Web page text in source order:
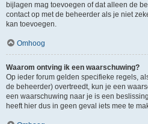
bijlagen mag toevoegen of dat alleen de
contact op met de beheerder als je niet
kan toevoegen.
Omhoog
Waarom ontving ik een waarschuwing?
Op ieder forum gelden specifieke regels,
de beheerder) overtreedt, kun je een
een waarschuwing naar je is een
heeft hier dus in geen geval iets mee te